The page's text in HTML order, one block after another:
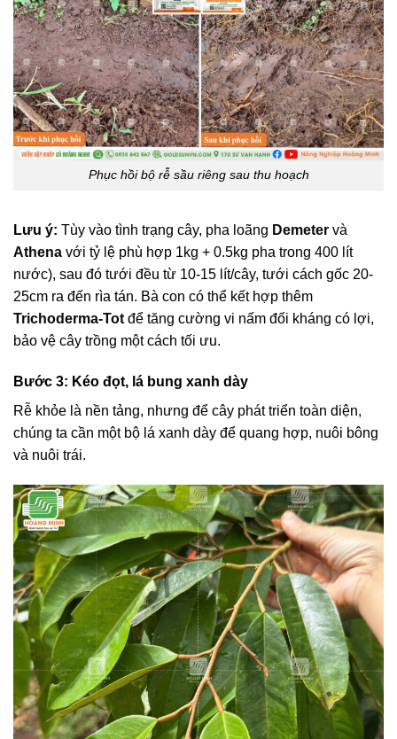
Phục hồi bộ rễ sầu riêng sau thu hoạch
Lưu ý: Tùy vào tình trạng cây, pha loãng Demeter và
Athena với tỷ lệ phù hợp 1kg + 0.5kg pha trong 400 lít
nước), sau đó tưới đều từ 10-15 lít/cây, tưới cách gốc 20-
25cm ra đến rìa tán. Bà con có thể kết hợp thêm
Trichoderma-Tot để tăng cường vi nấm đối kháng có lợi,
bảo vệ cây trồng một cách tối ưu.
Bước 3: Kéo đọt, lá bung xanh dày
Rễ khỏe là nền tảng, nhưng để cây phát triển toàn diện,
chúng ta cần một bộ lá xanh dày để quang hợp, nuôi bông
và nuôi trái.